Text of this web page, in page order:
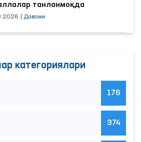
танланмоқда
Давоми
категориялари
176
374